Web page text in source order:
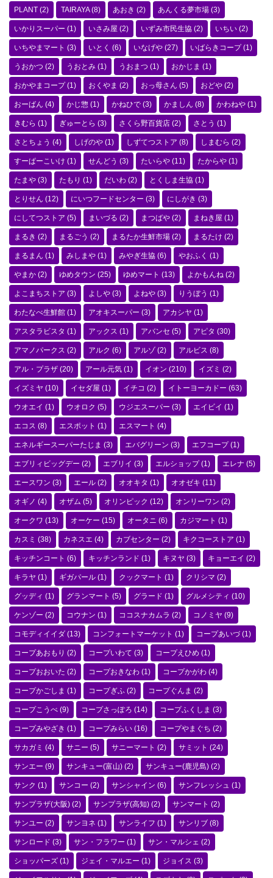
PLANT (2) TAIRAYA(8) あおき (2) あんくる夢市場 (3)
いかりスーパー (1) いさみ屋 (2) いずみ市民生協 (2) いちい (2)
いちやまマート (3) いとく (6) いなげや (27) いばらきコープ(1)
うおかつ (2) うおとみ (1) うおまつ (1) おかじま (1)
おかやまコープ(1) おくやま (2) おっ母さん (5) おどや (2)
おーばん (4) かじ惣 (1) かねひで (3) かましん (8) かわねや (1)
きむら (1) ぎゅーとら (3) さくら野百貨店 (2) さとう (1)
さとちょう (4) しげのや (1) しずてつストア (8) しまむら (2)
すーぱーこいけ (1) せんどう (3) たいらや (11) たからや (1)
たまや (3) たもり (1) だいわ (2) とくしま生協 (1)
とりせん (12) にいつフードセンター (3) にしがき (3)
にしてつストア (5) まいづる (2) まつばや (2) まねき屋 (1)
まるき (2) まるごう (2) まるたか生鮮市場 (2) まるたけ (2)
まるまん (1) みしまや (1) みやぎ生協 (6) やおふく (1)
やまか (2) ゆめタウン (25) ゆめマート (13) よかもんね (2)
よこまちストア (3) よしや (3) よねや (3) りうぼう (1)
わたなべ生鮮館 (1) アオキスーパー (3) アカシヤ (1)
アスタラビスタ (1) アックス (1) アバンセ (5) アピタ (30)
アマノパークス (2) アルク (6) アルゾ(2) アルビス (8)
アル・プラザ (20) アール元気 (1) イオン (210) イズミ (2)
イズミヤ (10) イセダ屋 (1) イチコ (2) イトーヨーカドー (63)
ウオエイ (1) ウオロク (5) ウジエスーパー (3) エイビイ (1)
エコス (8) エスポット (1) エスマート (4)
エネルギースーパーたじま (3) エバグリーン (3) エフコープ(1)
エブリィビッグデー (2) エブリイ (3) エルショップ(1) エレナ (5)
エースワン (3) エール (2) オオキタ (1) オオゼキ (11)
オギノ (4) オザム (5) オリンピック (12) オンリーワン (2)
オークワ (13) オーケー (15) オータニ (6) カジマート (1)
カスミ (38) カネスエ (4) カブセンター (2) キクコーストア (1)
キッチンコート (6) キッチンランド (1) キヌヤ (3) キョーエイ (2)
キラヤ (1) ギガパール (1) クックマート (1) クリシマ (2)
グッディ (1) グランマート (5) グラード (1) グルメシティ (10)
ケンゾー (2) コウナン (1) ココスナカムラ (2) コノミヤ (9)
コモディイイダ (13) コンフォートマーケット (1) コープあいづ(1)
コープあおもり (2) コープいわて (3) コープえひめ (1)
コープおおいた (2) コープおきなわ (1) コープかがわ (4)
コープかごしま (1) コープぎふ (2) コープぐんま (2)
コープこうべ (9) コープさっぽろ (14) コープふくしま (3)
コープみやざき (1) コープみらい (16) コープやまぐち (2)
サカガミ (4) サニー (5) サニーマート (2) サミット (24)
サンエー (9) サンキュー(富山) (2) サンキュー(鹿児島) (2)
サンク (1) サンコー (2) サンシャイン (6) サンフレッシュ (1)
サンプラザ(大阪) (2) サンプラザ(高知) (2) サンマート (2)
サンユー (2) サンヨネ (1) サンライフ (1) サンリブ (8)
サンロード (3) サン・フラワー (1) サン・マルシェ (2)
ショッパーズ (1) ジェイ・マルエー (1) ジョイス (3)